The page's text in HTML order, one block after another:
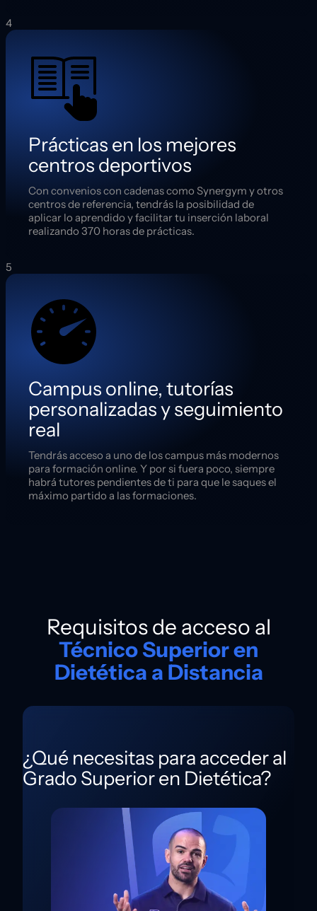
4
Prácticas en los mejores
centros deportivos
Con convenios con cadenas como Synergym y otros
centros de referencia, tendrás la posibilidad de
aplicar lo aprendido y facilitar tu inserción laboral
realizando 370 horas de prácticas.
5
Campus online, tutorías
personalizadas y seguimiento
real
Tendrás acceso a uno de los campus más modernos
para formación online. Y por si fuera poco, siempre
habrá tutores pendientes de ti para que le saques el
máximo partido a las formaciones.
Requisitos de acceso al
Técnico Superior en
Dietética a Distancia
¿Qué necesitas para acceder al
Grado Superior en Dietética?